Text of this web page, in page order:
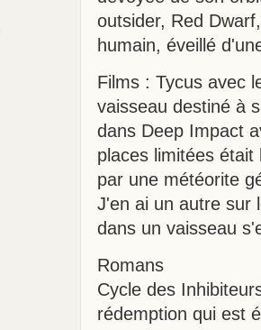
outsider, Red
humain, éveillé
Films : Tycus avec
vaisseau destiné à
dans Deep Impact
places limitées
par une météorite
J'en ai un autre sur
dans un vaisseau
Romans
Cycle des
rédemption qui est